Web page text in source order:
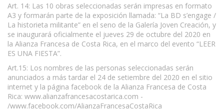
Art. 14: Las 10 obras seleccionadas serán impresas en formato
A3 y formarán parte de la exposición llamada: “La BD s’engage /
La historieta militante” en el seno de la Galería Joven Creación, y
se inaugurará oficialmente el jueves 29 de octubre del 2020 en
la Alianza Francesa de Costa Rica, en el marco del evento “LEER
ES UNA FIESTA”.
Art.15: Los nombres de las personas seleccionadas serán
anunciados a más tardar el 24 de setiembre del 2020 en el sitio
internet y la página facebook de la Alianza Francesa de Costa
Rica: www.alianzafrancesacostarica.com -
/www.facebook.com/AlianzaFrancesaCostaRica